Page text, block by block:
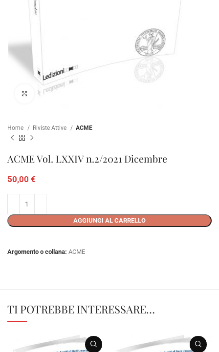
Clicca per ampliare
Home Riviste Attive ACME
ACME Vol. LXXIV n.2/2021 Dicembre
50,00 €
AGGIUNGI AL CARRELLO
Argomento o collana: ACME
TI POTREBBE INTERESSARE…